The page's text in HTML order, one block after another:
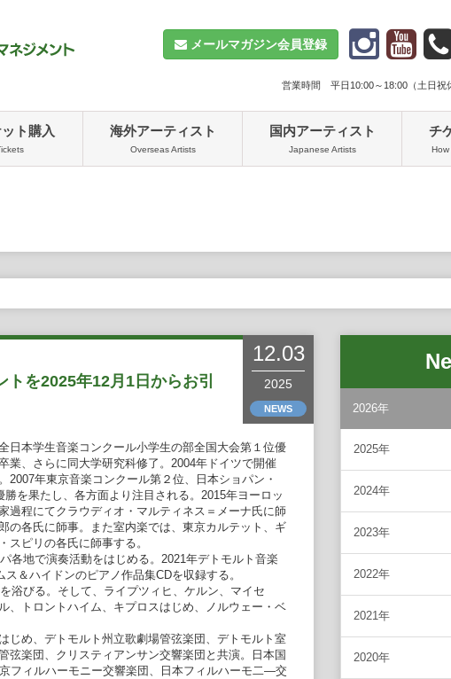
メールマガジン会員登録
営業時間 平日10:00～18:00（土日祝
ト購入 海外アーティスト
Overseas Artists
国内アーティスト
Japanese Artists
チ
12.03
2025
NEWS
を2025年12月1日からお引
日本学生音楽コンクール小学生の部全国大会第１位優
業、さらに同大学研究科修了。2004年ドイツで開催
年東京音楽コンクール第２位、日本ショパン・
を果たし、各方面より注目される。2015年ヨーロッ
過程にてクラウディオ・マルティネス＝メーナ氏に師
の各氏に師事。また室内楽では、東京カルテット、ギ
スピリの各氏に師事する。
各地で演奏活動をはじめる。2021年デトモルト音楽
＆ハイドンのピアノ作品集CDを収録する。
浴びる。そして、ライプツィヒ、ケルン、マイセ
、トロントハイム、キプロスはじめ、ノルウェー・ベ
じめ、デトモルト州立歌劇場管弦楽団、デトモルト室
弦楽団、クリスティアンサン交響楽団と共演。日本国
フィルハーモニー交響楽団、日本フィルハーモ二―交
2026年
2025年
2024年
2023年
2022年
2021年
2020年